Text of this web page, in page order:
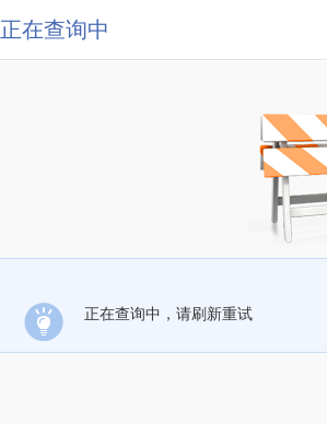
正在查询中
正在查询中，请刷新重试